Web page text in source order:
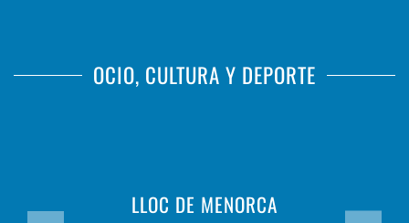
OCIO, CULTURA Y DEPORTE
LLOC DE MENORCA